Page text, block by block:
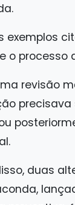
exemplos
o processo
revisão
precisava
duas